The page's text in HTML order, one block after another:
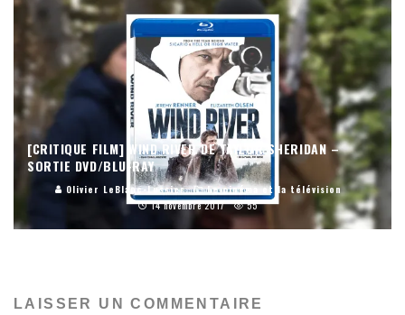
[CRITIQUE FILM] WIND RIVER DE TAYLOR SHERIDAN –
SORTIE DVD/BLU-RAY
Olivier LeBlanc-Lussier
Le cinéma et la télévision
14 novembre 2017
55
LAISSER UN COMMENTAIRE